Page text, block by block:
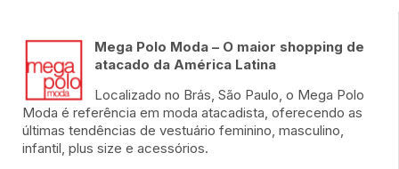
Mega Polo Moda – O maior shopping de
atacado da América Latina
Localizado no Brás, São Paulo, o Mega Polo
Moda é referência em moda atacadista, oferecendo as
últimas tendências de vestuário feminino, masculino,
infantil, plus size e acessórios.